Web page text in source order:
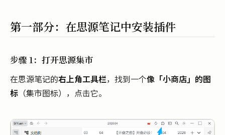
第一部分：在思源笔记中安装插件
步骤 1：打开思源集市
在思源笔记的右上角工具栏，找到一个像「小商店」的图
标 （集市图标），点击它。